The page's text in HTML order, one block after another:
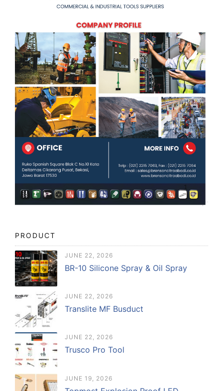
PRODUCT
JUNE 22, 2026
BR-10 Silicone Spray & Oil Spray
JUNE 22, 2026
Translite MF Busduct
JUNE 22, 2026
Trusco Pro Tool
JUNE 19, 2026